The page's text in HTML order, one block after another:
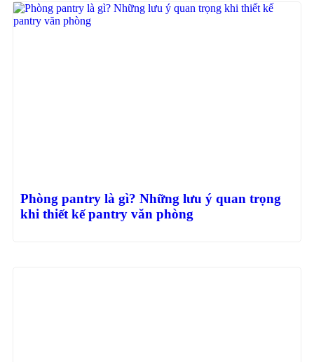
Phòng pantry là gì? Những lưu ý quan trọng
khi thiết kế pantry văn phòng